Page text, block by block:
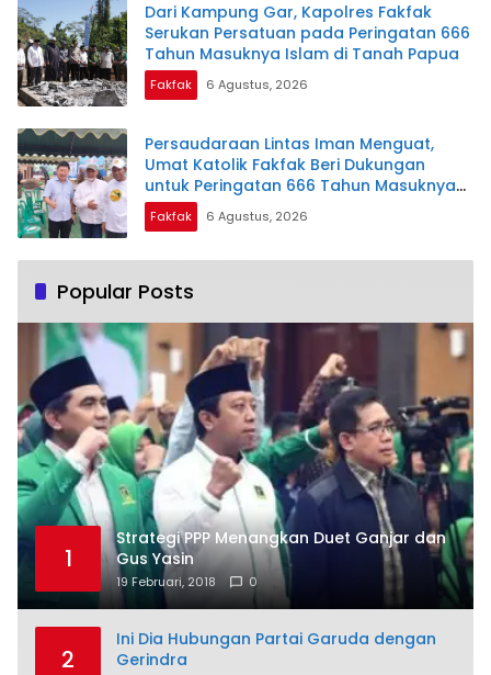
Dari Kampung Gar, Kapolres Fakfak
Serukan Persatuan pada Peringatan 666
Tahun Masuknya Islam di Tanah Papua
Fakfak 6 Agustus, 2026
Persaudaraan Lintas Iman Menguat,
Umat Katolik Fakfak Beri Dukungan
untuk Peringatan 666 Tahun Masuknya
Islam di Tanah Papua
Fakfak 6 Agustus, 2026
Popular Posts
1
Strategi PPP Menangkan Duet Ganjar dan
Gus Yasin
19 Februari, 2018 0
2
Ini Dia Hubungan Partai Garuda dengan
Gerindra